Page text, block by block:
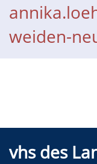
weiden-
vhs des